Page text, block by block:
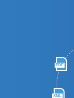
PDF
XML